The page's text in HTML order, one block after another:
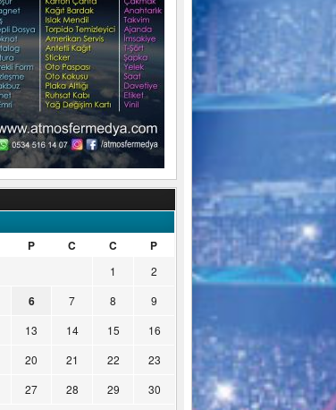
P C C P
1
2
6 7 8
9
13 14 15
16
20 21 22
23
27 28 29
30